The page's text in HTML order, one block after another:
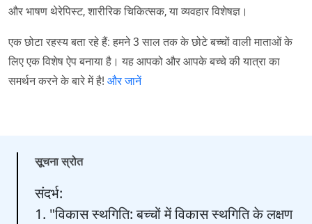
और भाषण थेरेपिस्ट, शारीरिक चिकित्सक, या व्यवहार विशेषज्ञ।
एक छोटा रहस्य बता रहे हैं: हमने 3 साल तक के छोटे बच्चों वाली माताओं के
लिए एक विशेष ऐप बनाया है। यह आपको और आपके बच्चे की यात्रा का
समर्थन करने के बारे में है! और जानें
सूचना स्रोत
संदर्भ:
1. "विकास स्थगिति: बच्चों में विकास स्थगिति के लक्षण